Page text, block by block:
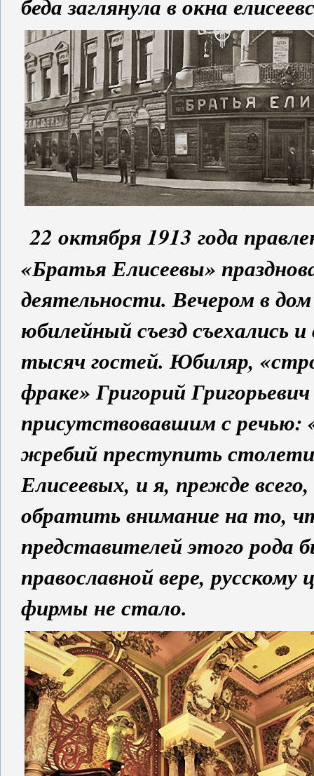
беда заглянула в окна
22 октября 1913 года
«Братья Елисеевы»
деятельности. Вечером в
юбилейный съезд съехались
тысяч гостей. Юбиляр,
фраке» Григорий
присутствовавшим с
жребий преступить
Елисеевых, и я, прежде
обратить внимание на то,
представителей этого рода
православной вере,
фирмы не стало.